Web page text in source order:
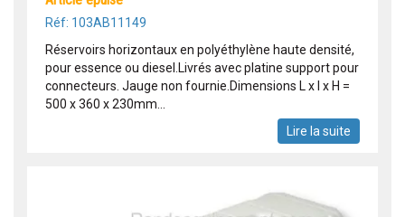
Réf: 103AB11149
Réservoirs horizontaux en polyéthylène haute densité,
pour essence ou diesel.Livrés avec platine support pour
connecteurs. Jauge non fournie.Dimensions L x l x H =
500 x 360 x 230mm...
Lire la suite